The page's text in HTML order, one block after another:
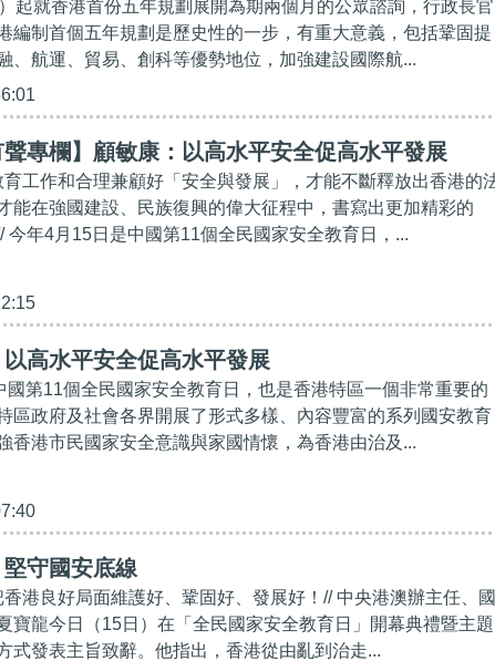
起就香港首份五年規劃展開為期兩個月的公眾諮詢，行政長官
編制首個五年規劃是歷史性的一步，有重大意義，包括鞏固提
、航運、貿易、創科等優勢地位，加強建設國際航...
聲專欄】顧敏康：以高水平安全促高水平發展
工作和合理兼顧好「安全與發展」，才能不斷釋放出香港的
能在強國建設、民族復興的偉大征程中，書寫出更加精彩的
今年4月15日是中國第11個全民國家安全教育日，...
以高水平安全促高水平發展
國第11個全民國家安全教育日，也是香港特區一個非常重要的
區政府及社會各界開展了形式多樣、內容豐富的系列國安教育
香港市民國家安全意識與家國情懷，為香港由治及...
堅守國安底線
港良好局面維護好、鞏固好、發展好！// 中央港澳辦主任、國
寶龍今日（15日）在「全民國家安全教育日」開幕典禮暨主題
式發表主旨致辭。他指出，香港從由亂到治走...